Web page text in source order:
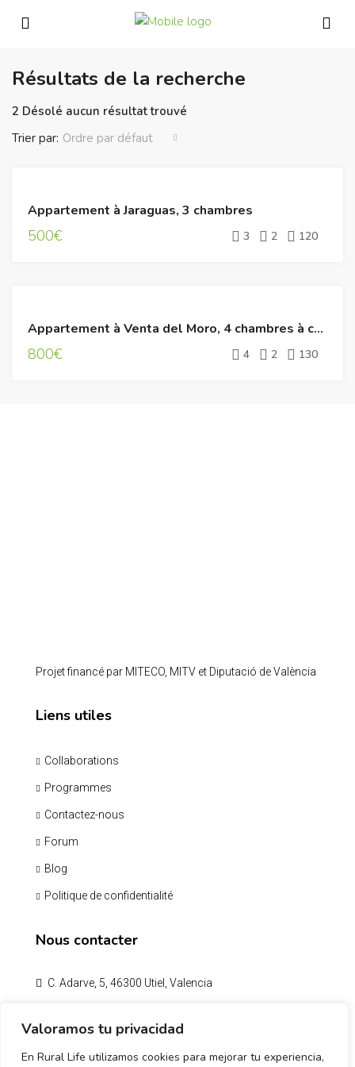
Valoramos tu privacidad
En Rural Life utilizamos cookies para mejorar tu experiencia,
Résultats de la recherche
2 Désolé aucun résultat trouvé
Trier par: Ordre par défaut
Appartement à Jaraguas, 3 chambres
500€ 3 2 120
Appartement à Venta del Moro, 4 chambres à coucher
800€ 4 2 130
Projet financé par MITECO, MITV et Diputació de València
Liens utiles
Collaborations
Programmes
Contactez-nous
Forum
Blog
Politique de confidentialité
Nous contacter
C. Adarve, 5, 46300 Utiel, Valencia